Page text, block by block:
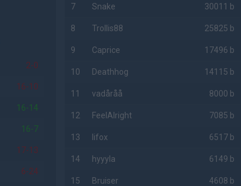
2-0
16-10
16-14
16-7
17-13
6-24
7 Snake 30011 b
8 Trollis88 25825 b
9 Caprice 17496 b
10 Deathhog 14115 b
11 vadåråå 8000 b
12 FeelAlright 7085 b
13 lifox 6517 b
14 hyyyla 6149 b
15 Bruiser 4608 b